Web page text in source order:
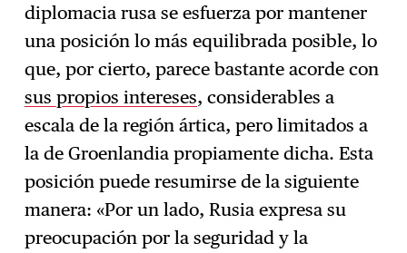
diplomacia rusa se esfuerza por mantener
una posición lo más equilibrada posible, lo
que, por cierto, parece bastante acorde con
sus propios intereses, considerables a
escala de la región ártica, pero limitados a
la de Groenlandia propiamente dicha. Esta
posición puede resumirse de la siguiente
manera: «Por un lado, Rusia expresa su
preocupación por la seguridad y la